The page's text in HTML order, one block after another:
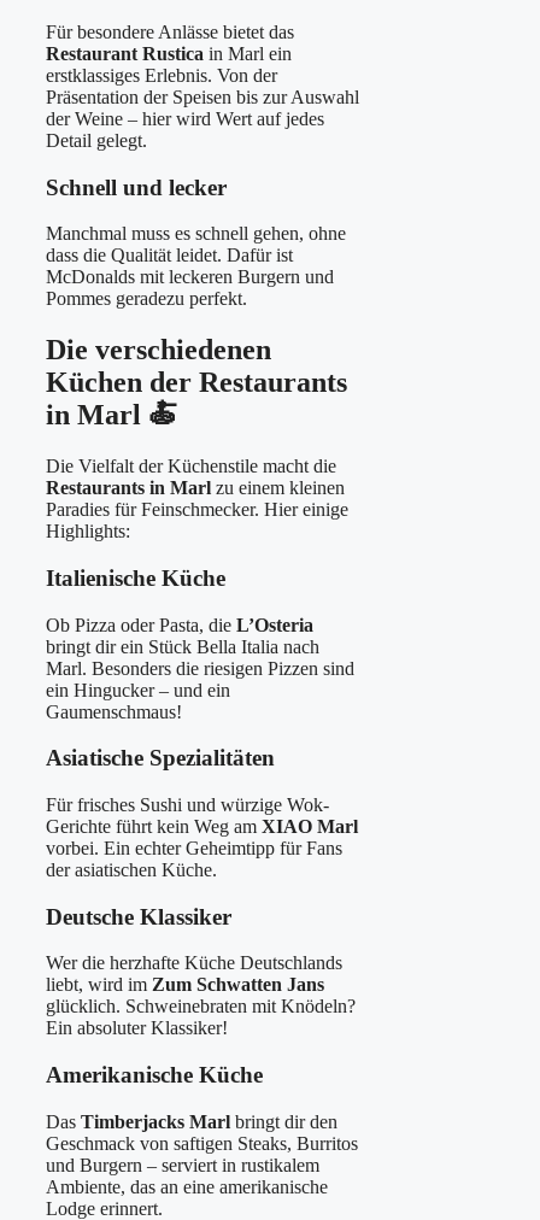
Für besondere Anlässe bietet das
Restaurant Rustica in Marl ein
erstklassiges Erlebnis. Von der
Präsentation der Speisen bis zur Auswahl
der Weine – hier wird Wert auf jedes
Detail gelegt.
Schnell und lecker
Manchmal muss es schnell gehen, ohne
dass die Qualität leidet. Dafür ist
McDonalds mit leckeren Burgern und
Pommes geradezu perfekt.
Die verschiedenen
Küchen der Restaurants
in Marl 🍝
Die Vielfalt der Küchenstile macht die
Restaurants in Marl zu einem kleinen
Paradies für Feinschmecker. Hier einige
Highlights:
Italienische Küche
Ob Pizza oder Pasta, die L’Osteria
bringt dir ein Stück Bella Italia nach
Marl. Besonders die riesigen Pizzen sind
ein Hingucker – und ein
Gaumenschmaus!
Asiatische Spezialitäten
Für frisches Sushi und würzige Wok-
Gerichte führt kein Weg am XIAO Marl
vorbei. Ein echter Geheimtipp für Fans
der asiatischen Küche.
Deutsche Klassiker
Wer die herzhafte Küche Deutschlands
liebt, wird im Zum Schwatten Jans
glücklich. Schweinebraten mit Knödeln?
Ein absoluter Klassiker!
Amerikanische Küche
Das Timberjacks Marl bringt dir den
Geschmack von saftigen Steaks, Burritos
und Burgern – serviert in rustikalem
Ambiente, das an eine amerikanische
Lodge erinnert.